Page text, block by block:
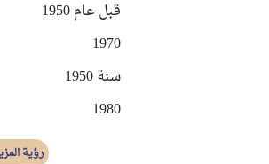
قبل عام 1950
1970
سنة 1950
1980
رؤية